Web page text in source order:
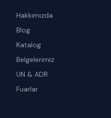
Hakkımızda
Blog
Katalog
Belgelerimiz
UN & ADR
Fuarlar